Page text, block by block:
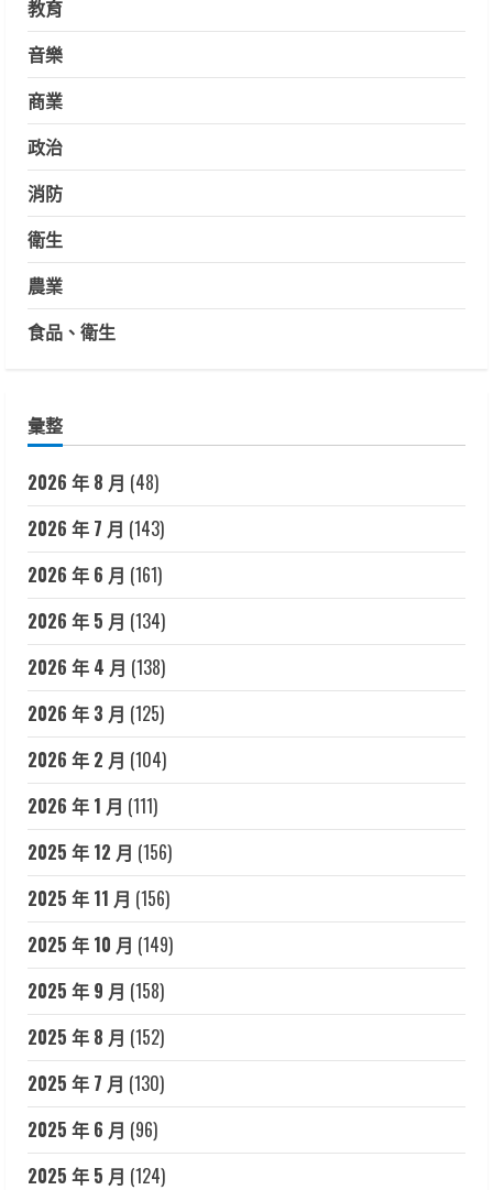
教育
音樂
商業
政治
消防
衛生
農業
食品、衛生
彙整
2026 年 8 月 (48)
2026 年 7 月 (143)
2026 年 6 月 (161)
2026 年 5 月 (134)
2026 年 4 月 (138)
2026 年 3 月 (125)
2026 年 2 月 (104)
2026 年 1 月 (111)
2025 年 12 月 (156)
2025 年 11 月 (156)
2025 年 10 月 (149)
2025 年 9 月 (158)
2025 年 8 月 (152)
2025 年 7 月 (130)
2025 年 6 月 (96)
2025 年 5 月 (124)